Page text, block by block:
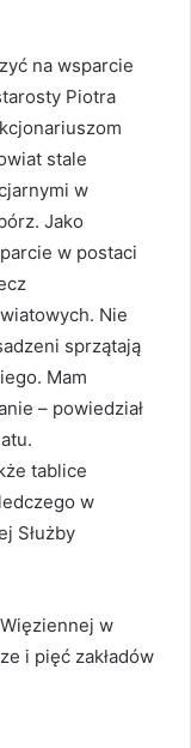
na wsparcie
Piotra
stale
w
Jako
w postaci
Nie
sprzątają
Mam
– powiedział
tablice
w
Służby
w
i pięć zakładów